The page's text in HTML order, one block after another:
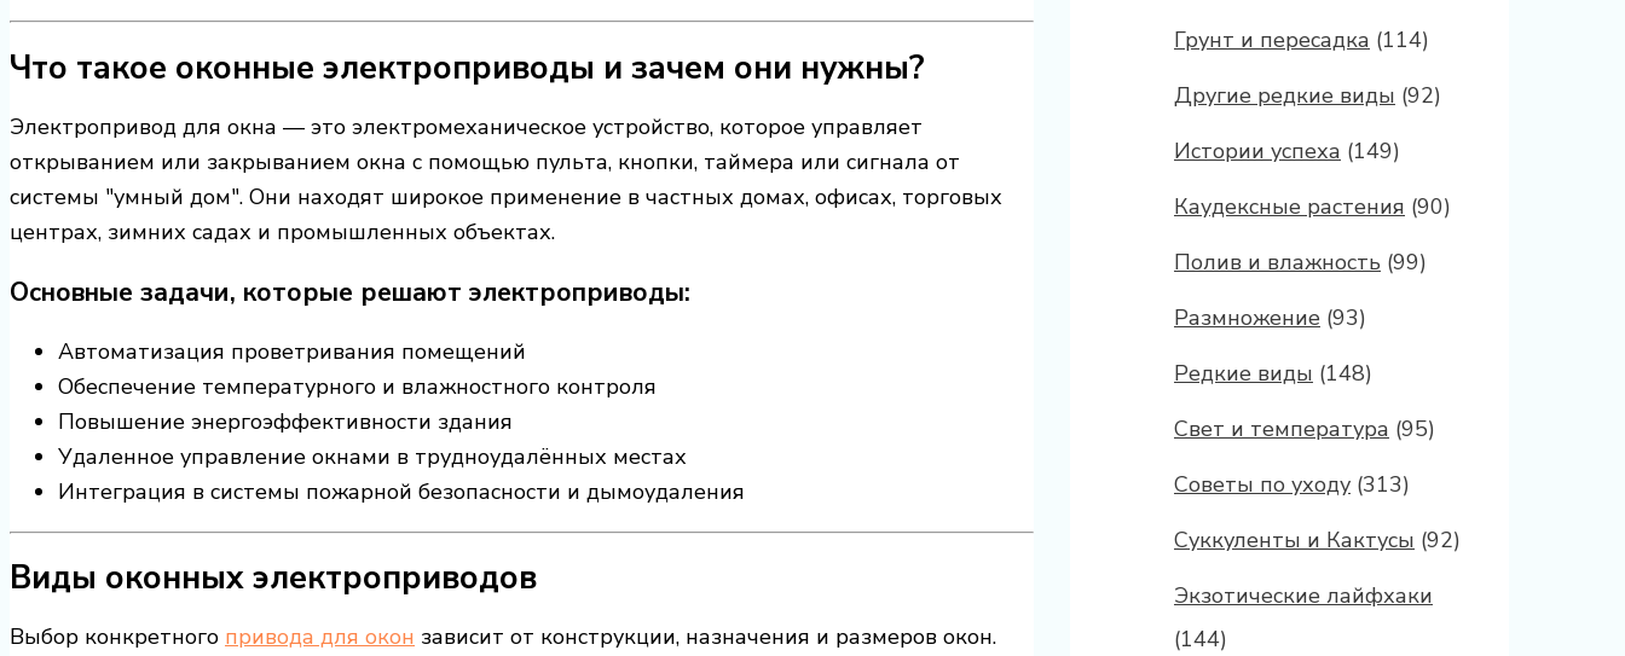
Что такое оконные электроприводы и зачем они нужны?
Электропривод для окна — это электромеханическое устройство, которое управляет
открыванием или закрыванием окна с помощью пульта, кнопки, таймера или сигнала от
системы "умный дом". Они находят широкое применение в частных домах, офисах, торговых
центрах, зимних садах и промышленных объектах.
Основные задачи, которые решают электроприводы:
Автоматизация проветривания помещений
Обеспечение температурного и влажностного контроля
Повышение энергоэффективности здания
Удаленное управление окнами в трудноудалённых местах
Интеграция в системы пожарной безопасности и дымоудаления
Виды оконных электроприводов
Выбор конкретного привода для окон зависит от конструкции, назначения и размеров окон.
Грунт и пересадка (114)
Другие редкие виды (92)
Истории успеха (149)
Каудексные растения (90)
Полив и влажность (99)
Размножение (93)
Редкие виды (148)
Свет и температура (95)
Советы по уходу (313)
Суккуленты и Кактусы (92)
Экзотические лайфхаки
(144)